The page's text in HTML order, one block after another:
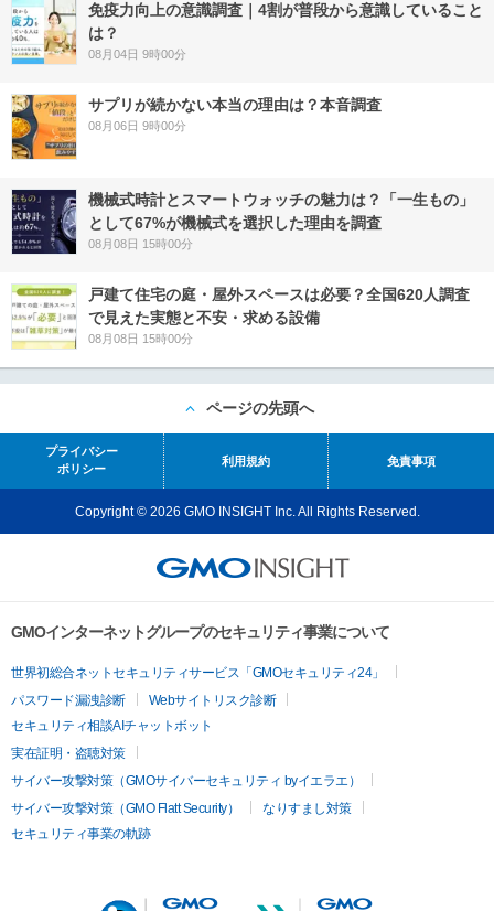
免疫力向上の意識調査｜4割が普段から意識していること
は？
08月04日 9時00分
サプリが続かない本当の理由は？本音調査
08月06日 9時00分
機械式時計とスマートウォッチの魅力は？「一生もの」
として67%が機械式を選択した理由を調査
08月08日 15時00分
戸建て住宅の庭・屋外スペースは必要？全国620人調査
で見えた実態と不安・求める設備
08月08日 15時00分
ページの先頭へ
プライバシー
ポリシー
利用規約 免責事項
Copyright © 2026 GMO INSIGHT Inc. All Rights Reserved.
GMOインターネットグループのセキュリティ事業について
世界初総合ネットセキュリティサービス「GMOセキュリティ24」
パスワード漏洩診断
Webサイトリスク診断
セキュリティ相談AIチャットボット
実在証明・盗聴対策
サイバー攻撃対策（GMOサイバーセキュリティ byイエラエ）
サイバー攻撃対策（GMO Flatt Security）
なりすまし対策
セキュリティ事業の軌跡